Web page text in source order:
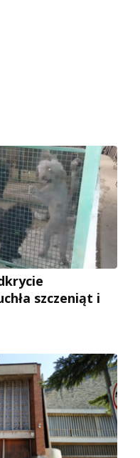
szczeniąt i